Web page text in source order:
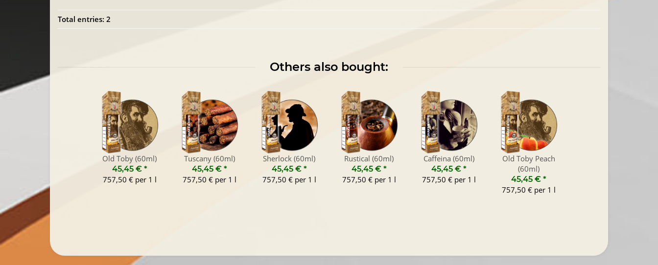
Total entries: 2
Others also bought:
Old Toby (60ml)
45,45 € *
757,50 € per 1 l
Tuscany (60ml)
45,45 € *
757,50 € per 1 l
Sherlock (60ml)
45,45 € *
757,50 € per 1 l
Rustical (60ml)
45,45 € *
757,50 € per 1 l
Caffeina (60ml)
45,45 € *
757,50 € per 1 l
Old Toby Peach
(60ml)
45,45 € *
757,50 € per 1 l